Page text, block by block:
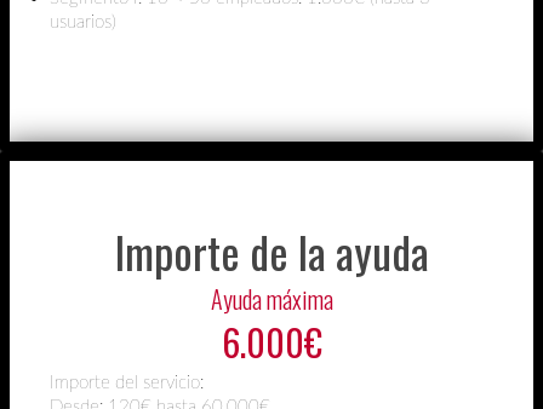
usuarios)
Importe de la ayuda
Ayuda máxima
6.000€
Importe del servicio: